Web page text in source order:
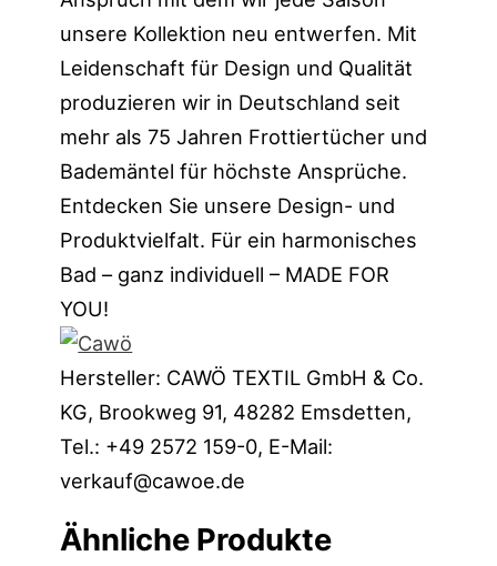
unsere Kollektion neu entwerfen. Mit
Leidenschaft für Design und Qualität
produzieren wir in Deutschland seit
mehr als 75 Jahren Frottiertücher und
Bademäntel für höchste Ansprüche.
Entdecken Sie unsere Design- und
Produktvielfalt. Für ein harmonisches
Bad – ganz individuell – MADE FOR
YOU!
Hersteller: CAWÖ TEXTIL GmbH & Co.
KG, Brookweg 91, 48282 Emsdetten,
Tel.: +49 2572 159-0, E-Mail:
verkauf@cawoe.de
Ähnliche Produkte